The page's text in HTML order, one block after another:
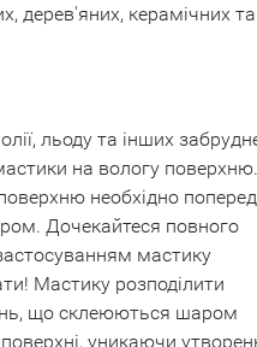
дерев'яних, керамічних та
льоду та інших
на вологу
необхідно
Дочекайтеся повного
мастику
Мастику розподілити
що склеюються шаром
уникаючи